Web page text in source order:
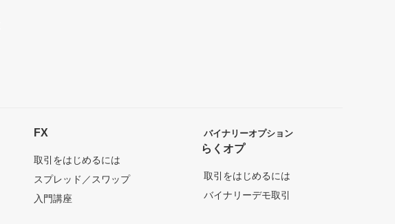
FX
取引をはじめるには
スプレッド／スワップ
入門講座
バイナリーオプション
らくオプ
取引をはじめるには
バイナリーデモ取引